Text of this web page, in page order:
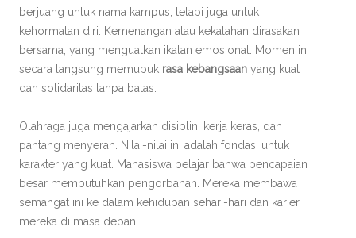
berjuang untuk nama kampus, tetapi juga untuk
kehormatan diri. Kemenangan atau kekalahan dirasakan
bersama, yang menguatkan ikatan emosional. Momen ini
secara langsung memupuk rasa kebangsaan yang kuat
dan solidaritas tanpa batas.
Olahraga juga mengajarkan disiplin, kerja keras, dan
pantang menyerah. Nilai-nilai ini adalah fondasi untuk
karakter yang kuat. Mahasiswa belajar bahwa pencapaian
besar membutuhkan pengorbanan. Mereka membawa
semangat ini ke dalam kehidupan sehari-hari dan karier
mereka di masa depan.